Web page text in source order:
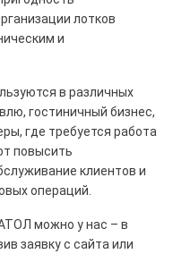
лотков
и
в различных
гостиничный бизнес,
где требуется работа
повысить
клиентов и
операций.
можно у нас – в
заявку с сайта или